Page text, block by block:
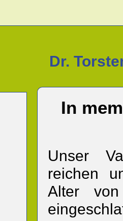
Dr.
In
Unser
reichen
Alter